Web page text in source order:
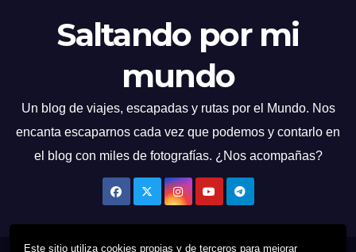
Este sitio utiliza cookies propias y de terceros para mejorar
Saltando por mi
mundo
Un blog de viajes, escapadas y rutas por el Mundo. Nos
encanta escaparnos cada vez que podemos y contarlo en
el blog con miles de fotografías. ¿Nos acompañas?